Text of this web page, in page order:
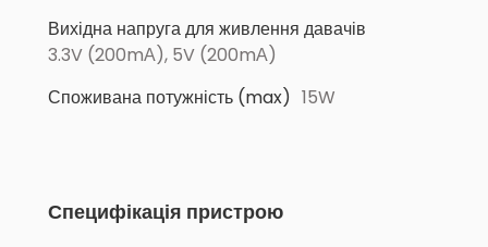
Вихідна напруга для живлення давачів
3.3V (200mА), 5V (200mА)
Споживана потужність (max) 15W
Специфікація пристрою